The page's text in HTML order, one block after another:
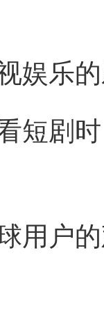
娱乐的
短剧
用户的